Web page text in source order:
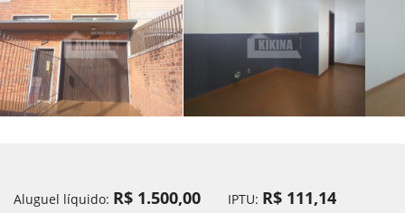
Aluguel líquido: R$ 1.500,00 IPTU: R$ 111,14
Filial Oficinas: